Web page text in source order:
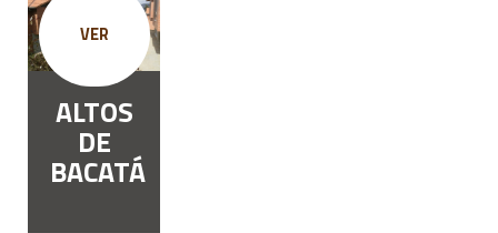
VER
ALTOS
DE
BACATÁ